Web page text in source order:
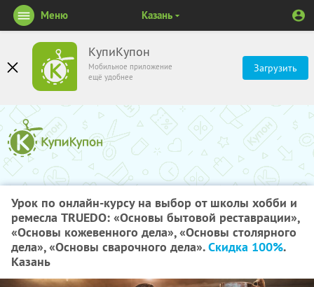
КупиКупон
Мобильное приложение
ещё удобнее
Загрузить
Меню Казань
Урок по онлайн-курсу на выбор от школы хобби и
ремесла TRUEDO: «Основы бытовой реставрации»,
«Основы кожевенного дела», «Основы столярного
дела», «Основы сварочного дела».Скидка 100%.
Казань